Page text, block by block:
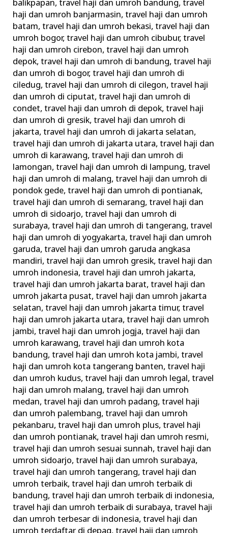
balikpapan,travel haji dan umroh bandung,travel
haji dan umroh banjarmasin,travel haji dan umroh
batam,travel haji dan umroh bekasi,travel haji dan
umroh bogor,travel haji dan umroh cibubur,travel
haji dan umroh cirebon,travel haji dan umroh
depok,travel haji dan umroh di bandung,travel haji
dan umroh di bogor,travel haji dan umroh di
ciledug,travel haji dan umroh di cilegon,travel haji
dan umroh di ciputat,travel haji dan umroh di
condet,travel haji dan umroh di depok,travel haji
dan umroh di gresik,travel haji dan umroh di
jakarta,travel haji dan umroh di jakarta selatan,
travel haji dan umroh di jakarta utara,travel haji dan
umroh di karawang,travel haji dan umroh di
lamongan,travel haji dan umroh di lampung,travel
haji dan umroh di malang,travel haji dan umroh di
pondok gede,travel haji dan umroh di pontianak,
travel haji dan umroh di semarang,travel haji dan
umroh di sidoarjo,travel haji dan umroh di
surabaya,travel haji dan umroh di tangerang,travel
haji dan umroh di yogyakarta,travel haji dan umroh
garuda,travel haji dan umroh garuda angkasa
mandiri,travel haji dan umroh gresik,travel haji dan
umroh indonesia,travel haji dan umroh jakarta,
travel haji dan umroh jakarta barat,travel haji dan
umroh jakarta pusat,travel haji dan umroh jakarta
selatan,travel haji dan umroh jakarta timur,travel
haji dan umroh jakarta utara,travel haji dan umroh
jambi,travel haji dan umroh jogja,travel haji dan
umroh karawang,travel haji dan umroh kota
bandung,travel haji dan umroh kota jambi,travel
haji dan umroh kota tangerang banten,travel haji
dan umroh kudus,travel haji dan umroh legal,travel
haji dan umroh malang,travel haji dan umroh
medan,travel haji dan umroh padang,travel haji
dan umroh palembang,travel haji dan umroh
pekanbaru,travel haji dan umroh plus,travel haji
dan umroh pontianak,travel haji dan umroh resmi,
travel haji dan umroh sesuai sunnah,travel haji dan
umroh sidoarjo,travel haji dan umroh surabaya,
travel haji dan umroh tangerang,travel haji dan
umroh terbaik,travel haji dan umroh terbaik di
bandung,travel haji dan umroh terbaik di indonesia,
travel haji dan umroh terbaik di surabaya,travel haji
dan umroh terbesar di indonesia,travel haji dan